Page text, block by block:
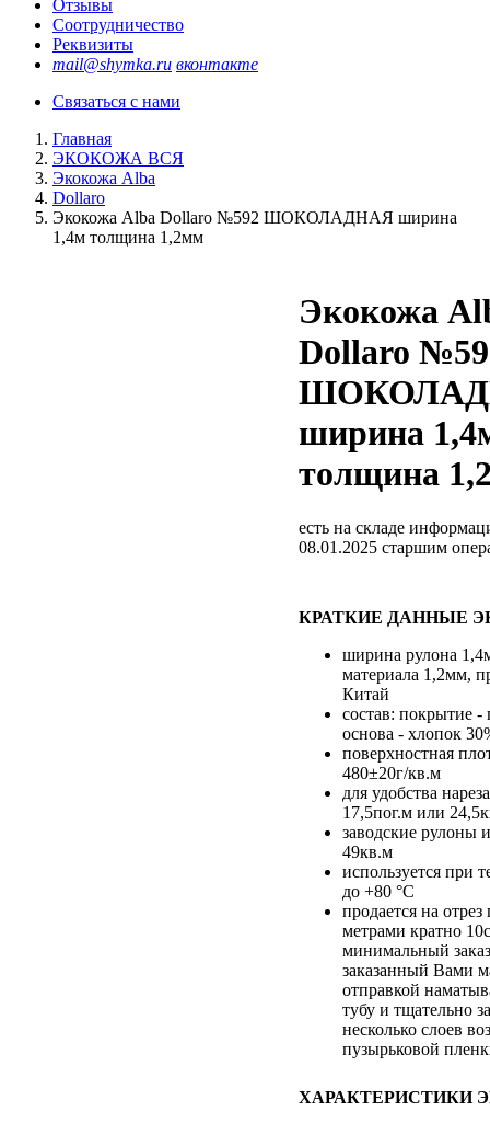
Отзывы
Соотрудничество
Реквизиты
mail@shymka.ru вконтакте
Связаться с нами
Главная
ЭКОКОЖА ВСЯ
Экокожа Alba
Dollaro
Экокожа Alba Dollaro №592 ШОКОЛАДНАЯ ширина
1,4м толщина 1,2мм
Экокожа
Dollaro
ширина
толщина
есть на складе
08.01.2025 старшим
КРАТКИЕ ДАННЫЕ
ширина рулона
материала 1,2мм,
Китай
состав: покрытие -
основа - хлопок
поверхностная
480±20г/кв.м
для удобства
17,5пог.м или
заводские рулоны
49кв.м
используется при
до +80 °С
продается на
метрами кратно
минимальный
заказанный Вами
отправкой
тубу и тщательно
несколько слоев
пузырьковой
ХАРАКТЕРИСТИКИ